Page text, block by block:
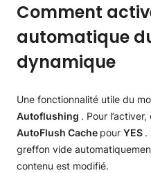
Comment
automatique
dynamique
Une fonctionnalité utile du
Autoflushing . Pour
AutoFlush Cache pour YES .
greffon vide
contenu est modifié.